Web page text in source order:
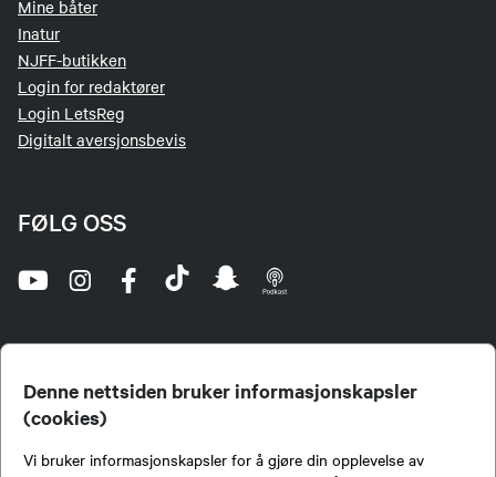
Denne nettsiden bruker informasjonskapsler
(cookies)
Vi bruker informasjonskapsler for å gjøre din opplevelse av
Mine båter
Inatur
NJFF-butikken
Login for redaktører
Login LetsReg
Digitalt aversjonsbevis
FØLG OSS
jegere og sportsfiskere og et av de viktigste miljøene for formidling av kunnskap om jakt og